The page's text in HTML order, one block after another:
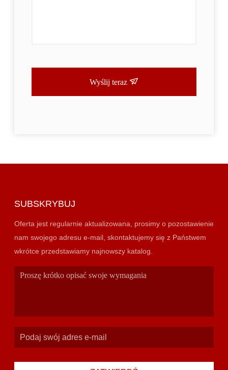
Wyślij teraz
SUBSKRYBUJ
Oferta jest regularnie aktualizowana, prosimy o pozostawienie
nam swojego adresu e-mail, skontaktujemy się z Państwem
wkrótce przedstawiamy najnowszy katalog.